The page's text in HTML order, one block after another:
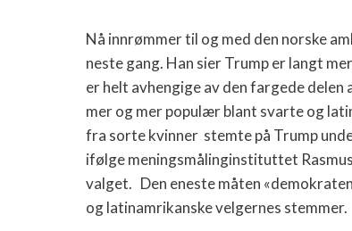
Nå innrømmer til og med den norske
neste gang. Han sier Trump er langt
er helt avhengige av den fargede
mer og mer populær blant svarte og
fra sorte kvinner stemte på Trump
ifølge meningsmålinginstituttet
valget. Den eneste måten
og latinamrikanske velgernes stemmer.